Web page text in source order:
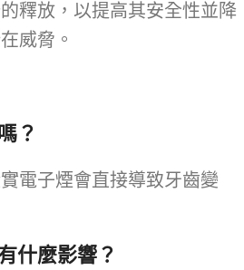
釋放，以提高其安全性並降
威脅。
？
電子煙會直接導致牙齒變
什麼影響？